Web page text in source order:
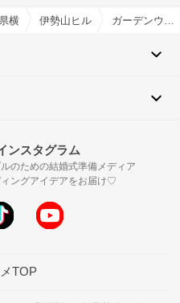
横浜市の結婚式場一覧
伊勢山ヒルズで結婚式
ンスタグラム
のための結婚式準備メディア
ングアイデアをお届け♡
TOP